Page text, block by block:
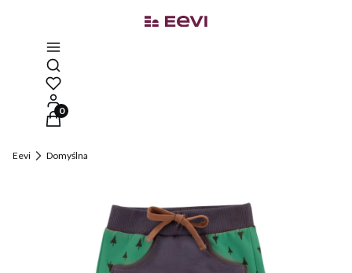
Otwórz wyszukiwarkę
Produkty w koszyku: 0. Zobacz szczegóły
Eevi Domyślna